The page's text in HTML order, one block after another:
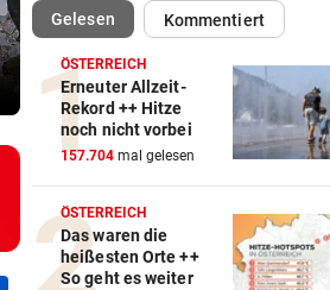
Paukenschlag:
Verband war
„nicht
vorbeireitet“
schickte
Bilder an
Teenager
Gelesen(ausgewählt)Kommentiert
ÖSTERREICH
Erneuter Allzeit-
Rekord ++ Hitze
noch nicht vorbei
157.704 mal gelesen
ÖSTERREICH
Das waren die
heißesten Orte ++
So geht es weiter